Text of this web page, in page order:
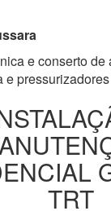
e conserto de
e pressurizadores
TRT